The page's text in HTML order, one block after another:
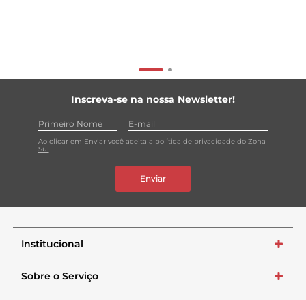
Inscreva-se na nossa Newsletter!
Ao clicar em Enviar você aceita a política de privacidade do Zona
Sul
Enviar
Institucional +
Sobre o Serviço +